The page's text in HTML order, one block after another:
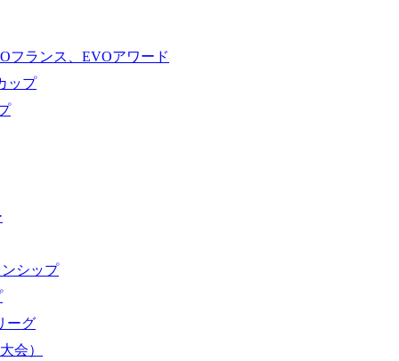
フランス、EVOアワード
ップ
シップ
ーグ
会）